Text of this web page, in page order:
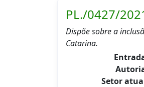
PL./0427/
Dispõe sobre a
Catarina.
Setor